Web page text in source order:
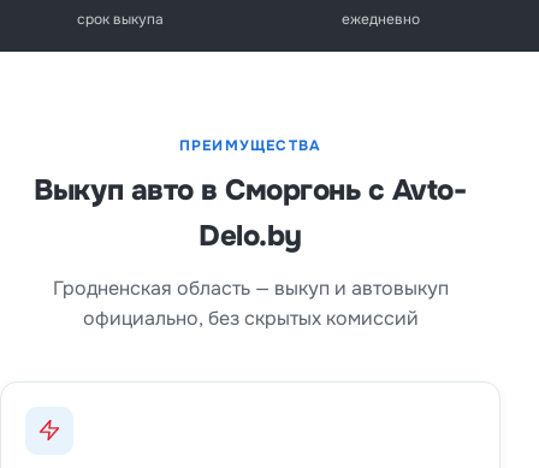
срок выкупа ежедневно
ПРЕИМУЩЕСТВА
Выкуп авто в Сморгонь с Avto-
Delo.by
Гродненская область — выкуп и автовыкуп
официально, без скрытых комиссий